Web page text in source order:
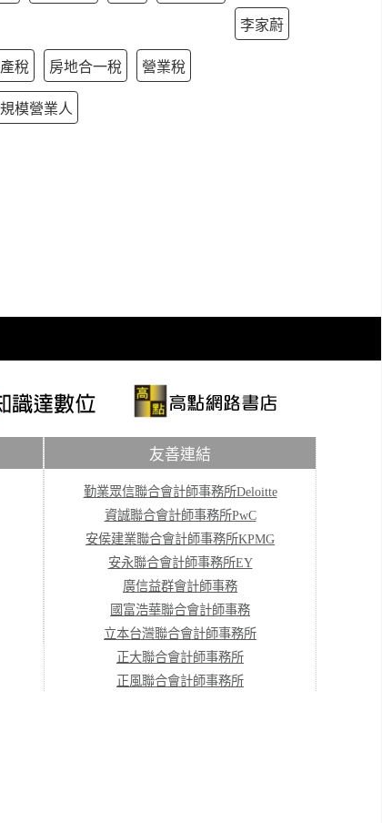
李家蔚
稅 房地合一稅 營業稅
模營業人
友善連結
勤業眾信聯合會計師事務所Deloitte
資誠聯合會計師事務所PwC
安侯建業聯合會計師事務所KPMG
安永聯合會計師事務所EY
廣信益群會計師事務
國富浩華聯合會計師事務
立本台灣聯合會計師事務所
正大聯合會計師事務所
正風聯合會計師事務所